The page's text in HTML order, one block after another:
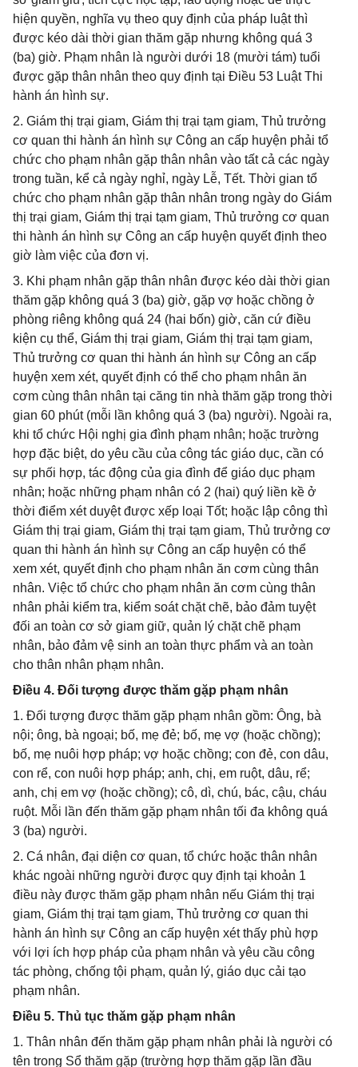
hiện quyền, nghĩa vụ theo quy định của pháp luật thì
được kéo dài thời gian thăm gặp nhưng không quá 3
(ba) giờ. Phạm nhân là người dưới 18 (mười tám) tuổi
được gặp thân nhân theo quy định tại Điều 53 Luật Thi
hành án hình sự.
2. Giám thị trại giam, Giám thị trại tạm giam, Thủ trưởng
cơ quan thi hành án hình sự Công an cấp huyện phải tổ
chức cho phạm nhân gặp thân nhân vào tất cả các ngày
trong tuần, kể cả ngày nghỉ, ngày Lễ, Tết. Thời gian tổ
chức cho phạm nhân gặp thân nhân trong ngày do Giám
thị trại giam, Giám thị trại tạm giam, Thủ trưởng cơ quan
thi hành án hình sự Công an cấp huyện quyết định theo
giờ làm việc của đơn vị.
3. Khi phạm nhân gặp thân nhân được kéo dài thời gian
thăm gặp không quá 3 (ba) giờ, gặp vợ hoặc chồng ở
phòng riêng không quá 24 (hai bốn) giờ, căn cứ điều
kiện cụ thể, Giám thị trại giam, Giám thị trại tạm giam,
Thủ trưởng cơ quan thi hành án hình sự Công an cấp
huyện xem xét, quyết định có thể cho phạm nhân ăn
cơm cùng thân nhân tại căng tin nhà thăm gặp trong thời
gian 60 phút (mỗi lần không quá 3 (ba) người). Ngoài ra,
khi tổ chức Hội nghị gia đình phạm nhân; hoặc trường
hợp đặc biệt, do yêu cầu của công tác giáo dục, cần có
sự phối hợp, tác động của gia đình để giáo dục phạm
nhân; hoặc những phạm nhân có 2 (hai) quý liền kề ở
thời điểm xét duyệt được xếp loại Tốt; hoặc lập công thì
Giám thị trại giam, Giám thị trại tạm giam, Thủ trưởng cơ
quan thi hành án hình sự Công an cấp huyện có thể
xem xét, quyết định cho phạm nhân ăn cơm cùng thân
nhân. Việc tổ chức cho phạm nhân ăn cơm cùng thân
nhân phải kiểm tra, kiểm soát chặt chẽ, bảo đảm tuyệt
đối an toàn cơ sở giam giữ, quản lý chặt chẽ phạm
nhân, bảo đảm vệ sinh an toàn thực phẩm và an toàn
cho thân nhân phạm nhân.
Điều 4. Đối tượng được thăm gặp phạm nhân
1. Đối tượng được thăm gặp phạm nhân gồm: Ông, bà
nội; ông, bà ngoại; bố, mẹ đẻ; bố, mẹ vợ (hoặc chồng);
bố, mẹ nuôi hợp pháp; vợ hoặc chồng; con đẻ, con dâu,
con rể, con nuôi hợp pháp; anh, chị, em ruột, dâu, rể;
anh, chị em vợ (hoặc chồng); cô, dì, chú, bác, cậu, cháu
ruột. Mỗi lần đến thăm gặp phạm nhân tối đa không quá
3 (ba) người.
2. Cá nhân, đại diện cơ quan, tổ chức hoặc thân nhân
khác ngoài những người được quy định tại khoản 1
điều này được thăm gặp phạm nhân nếu Giám thị trại
giam, Giám thị trại tạm giam, Thủ trưởng cơ quan thi
hành án hình sự Công an cấp huyện xét thấy phù hợp
với lợi ích hợp pháp của phạm nhân và yêu cầu công
tác phòng, chống tội phạm, quản lý, giáo dục cải tạo
phạm nhân.
Điều 5. Thủ tục thăm gặp phạm nhân
1. Thân nhân đến thăm gặp phạm nhân phải là người có
tên trong Sổ thăm gặp (trường hợp thăm gặp lần đầu